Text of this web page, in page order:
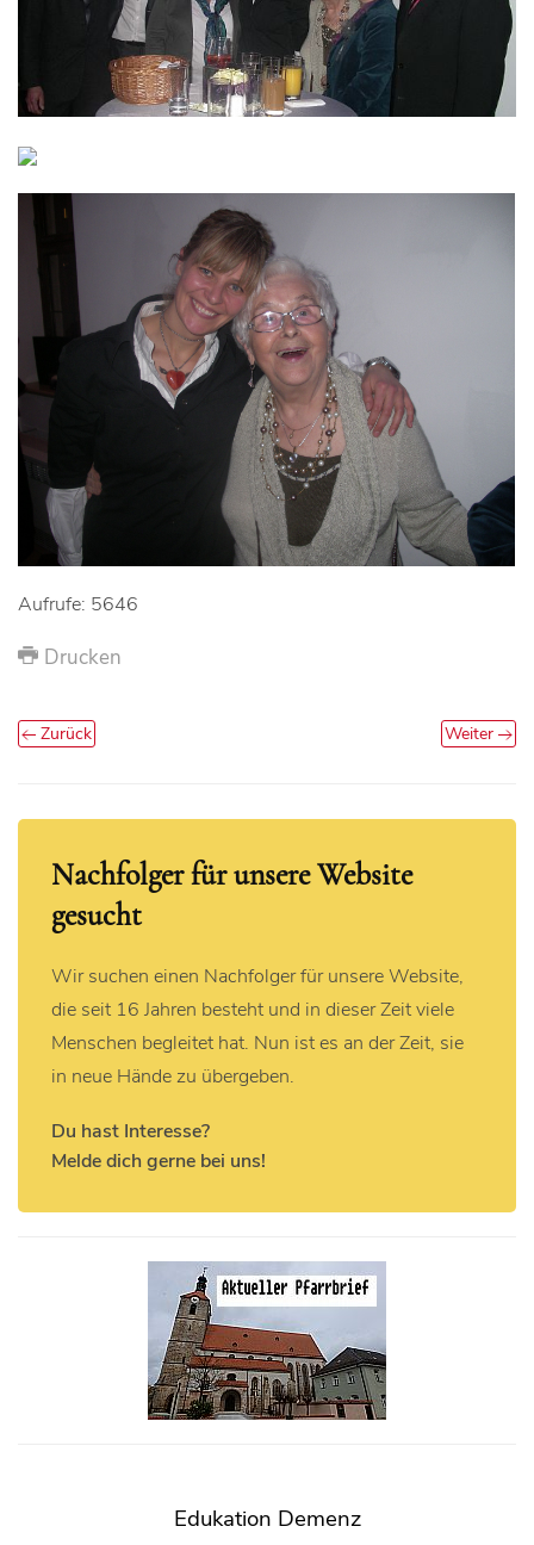
Aufrufe: 5646
Drucken
Zurück Weiter
Nachfolger für unsere Website
gesucht
Wir suchen einen Nachfolger für unsere Website,
die seit 16 Jahren besteht und in dieser Zeit viele
Menschen begleitet hat. Nun ist es an der Zeit, sie
in neue Hände zu übergeben.
Du hast Interesse?
Melde dich gerne bei uns!
Edukation Demenz